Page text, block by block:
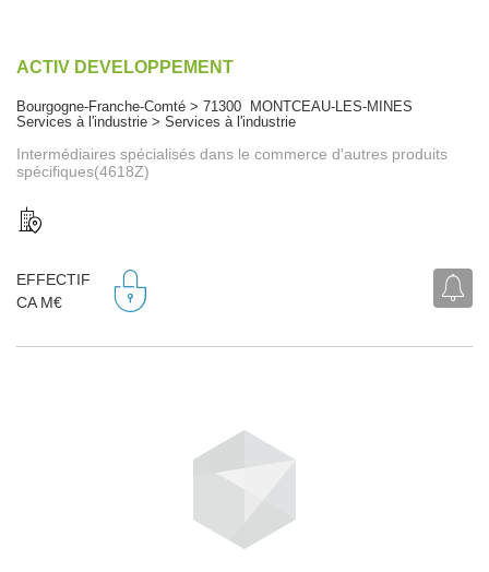
ACTIV DEVELOPPEMENT
Bourgogne-Franche-Comté > 71300 MONTCEAU-LES-MINES
Services à l'industrie > Services à l'industrie
Intermédiaires spécialisés dans le commerce d'autres produits
spécifiques(4618Z)
EFFECTIF
CA M€